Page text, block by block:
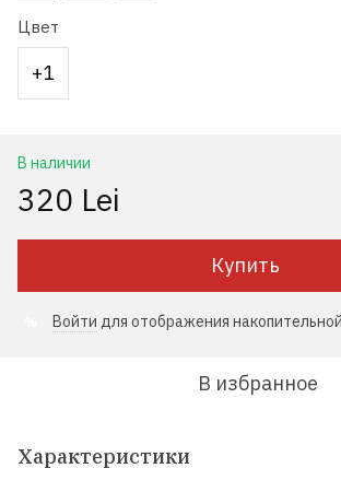
Цвет
+1
В наличии
320 Lei
Купить
Войти для отображения
В избранное
Характеристики